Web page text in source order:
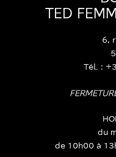
TED
6,
Tél. :
du
de 10h00 à